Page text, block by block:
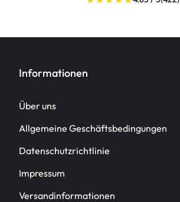
Informationen
Über uns
Allgemeine Geschäftsbedingungen
Datenschutzrichtlinie
Impressum
Versandinformationen